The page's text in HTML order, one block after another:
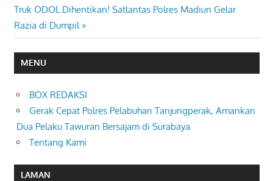
Next
Post:
Truk ODOL Dihentikan! Satlantas Polres Madiun Gelar
Razia di Dumpil
MENU
BOX REDAKSI
Gerak Cepat Polres Pelabuhan Tanjungperak, Amankan
Dua Pelaku Tawuran Bersajam di Surabaya
Tentang Kami
LAMAN